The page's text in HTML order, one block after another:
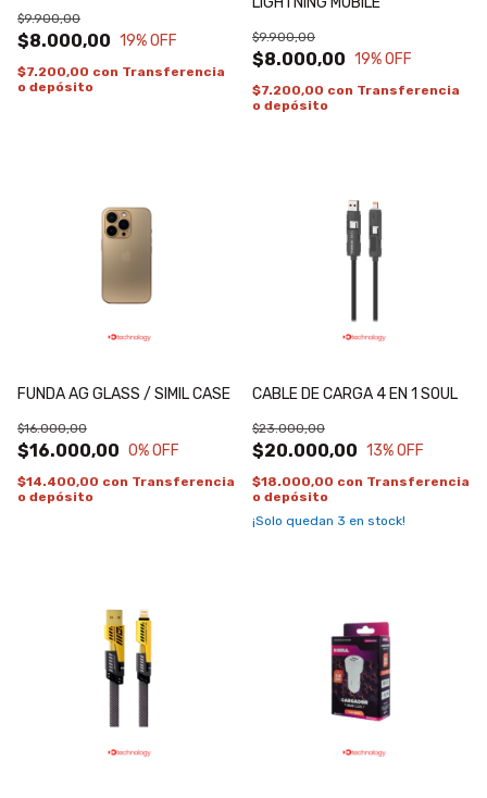
$8.000,00
$9.900,00
19% OFF
$7.200,00 con Transferencia
o depósito
$8.000,00
$9.900,00
19% OFF
$7.200,00 con Transferencia
o depósito
FUNDA AG GLASS / SIMIL CASE
$16.000,00
$16.000,00
0% OFF
$14.400,00 con Transferencia
o depósito
CABLE DE CARGA 4 EN 1 SOUL
$20.000,00
$23.000,00
13% OFF
$18.000,00 con Transferencia
o depósito
¡Solo quedan 3 en stock!